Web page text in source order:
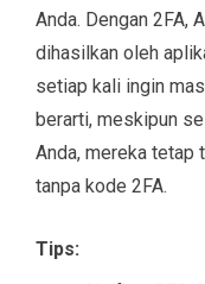
Anda. Dengan 2FA,
dihasilkan oleh
setiap kali ingin
berarti, meskipun
Anda, mereka tetap
tanpa kode 2FA.
Tips: